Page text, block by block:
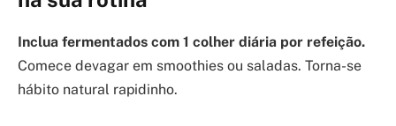
Inclua fermentados com 1 colher diária por refeição.
Comece devagar em smoothies ou saladas. Torna-se
hábito natural rapidinho.